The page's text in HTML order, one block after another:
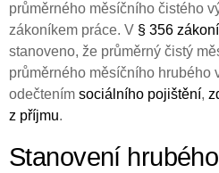
průměrného měsíčního čistého
zákoníkem práce. V § 356
stanoveno, že průměrný čistý
průměrného měsíčního hrubého
odečtením sociálního pojištění,
z příjmu.
Stanovení